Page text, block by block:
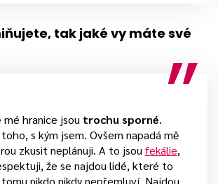
tak jaké vy máte své
mé hranice jsou trochu sporné.
s kým jsem. Ovšem napadá mě
zkusit neplánuji. A to jsoufekálie,
že se najdou lidé, které to
nikdo nikdy nepřemluví. Najdou